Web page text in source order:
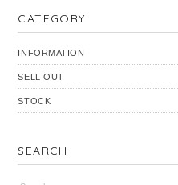
CATEGORY
INFORMATION
SELL OUT
STOCK
SEARCH